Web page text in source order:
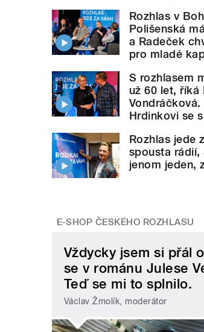
Rozhlas v
Polišenská
a Radeček
pro mladé
S rozhlasem
už 60 let, říká
Vondráčková.
Hrdinkovi se
Rozhlas jede
spousta rádií,
jenom jeden,
E-SHOP ČESKÉHO ROZHLASU
Vždycky jsem si přál
se v románu Julese
Teď se mi to splnilo.
Václav Žmolík, moderátor